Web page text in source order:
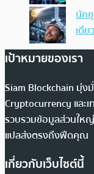
นัก
เดี
เป้าหมายของเรา
Siam Blockchain มุ่ง
Cryptocurrency และ
รวบรวมข้อมูลส่วนใหญ่
แปลส่งตรงถึงฟีดคุณ
เกี่ยวกับเว็บไซต์นี้